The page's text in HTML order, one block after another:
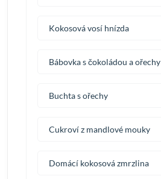
Kokosová vosí hnízda
Bábovka s čokoládou a ořechy
Buchta s ořechy
Cukroví z mandlové mouky
Domácí kokosová zmrzlina